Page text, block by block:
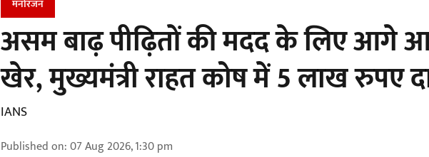
मनोरंजन
असम बाढ़ पीढ़ितों की मदद के लिए आगे
खेर, मुख्यमंत्री राहत कोष में 5 लाख रुपए
IANS
Published on:07 Aug 2026, 1:30 pm